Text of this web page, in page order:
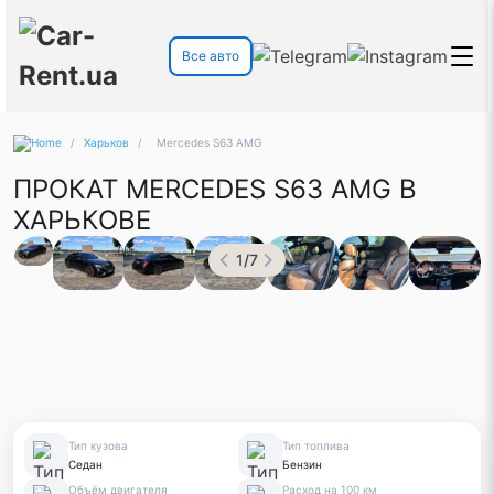
Все авто
/ Харьков / Mercedes S63 AMG
ПРОКАТ MERCEDES S63 AMG В
ХАРЬКОВЕ
1/7
Тип кузова
Седан
Тип топлива
Бензин
Объём двигателя
Расход на 100 км